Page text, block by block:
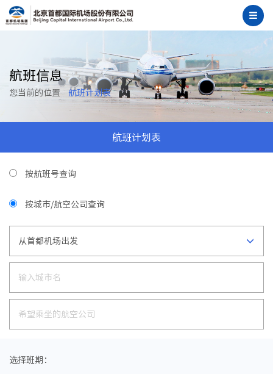
航班信息
您当前的位置 航班计划表
航班计划表
按航班号查询
按城市/航空公司查询
选择班期：